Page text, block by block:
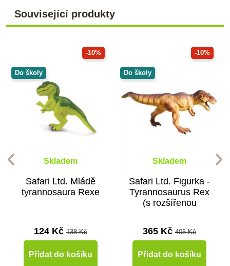
Související produkty
-10%
Do školy
Skladem
Safari Ltd. Mládě
tyrannosaura Rexe
124 Kč 138 Kč
Přidat do košíku
-10%
Do školy
Skladem
Safari Ltd. Figurka -
Tyrannosaurus Rex
(s rozšířenou
365 Kč 405 Kč
Přidat do košíku